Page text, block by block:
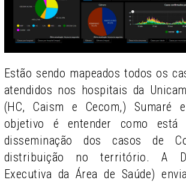
Estão sendo mapeados todos os
atendidos nos hospitais da
(HC, Caism e Cecom,) Sumaré
objetivo é entender como está
disseminação dos casos de
distribuição no território. A
Executiva da Área de Saúde)